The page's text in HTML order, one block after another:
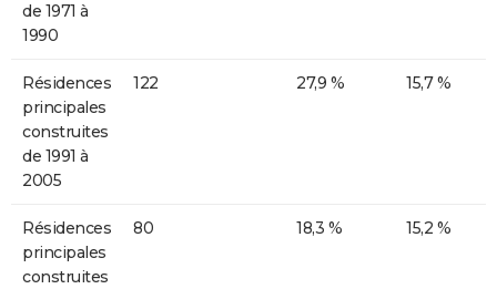
de 1971 à
1990
Résidences
principales
construites
de 1991 à
2005
122 27,9 % 15,7 %
Résidences
principales
construites
80 18,3 % 15,2 %